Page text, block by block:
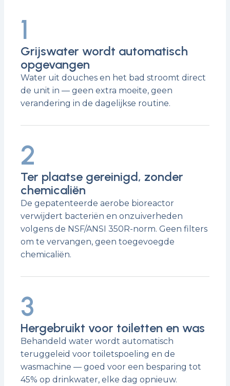
1
Grijswater wordt automatisch
opgevangen
Water uit douches en het bad stroomt direct
de unit in — geen extra moeite, geen
verandering in de dagelijkse routine.
2
Ter plaatse gereinigd, zonder
chemicaliën
De gepatenteerde aerobe bioreactor
verwijdert bacteriën en onzuiverheden
volgens de NSF/ANSI 350R-norm. Geen filters
om te vervangen, geen toegevoegde
chemicaliën.
3
Hergebruikt voor toiletten en was
Behandeld water wordt automatisch
teruggeleid voor toiletspoeling en de
wasmachine — goed voor een besparing tot
45% op drinkwater, elke dag opnieuw.